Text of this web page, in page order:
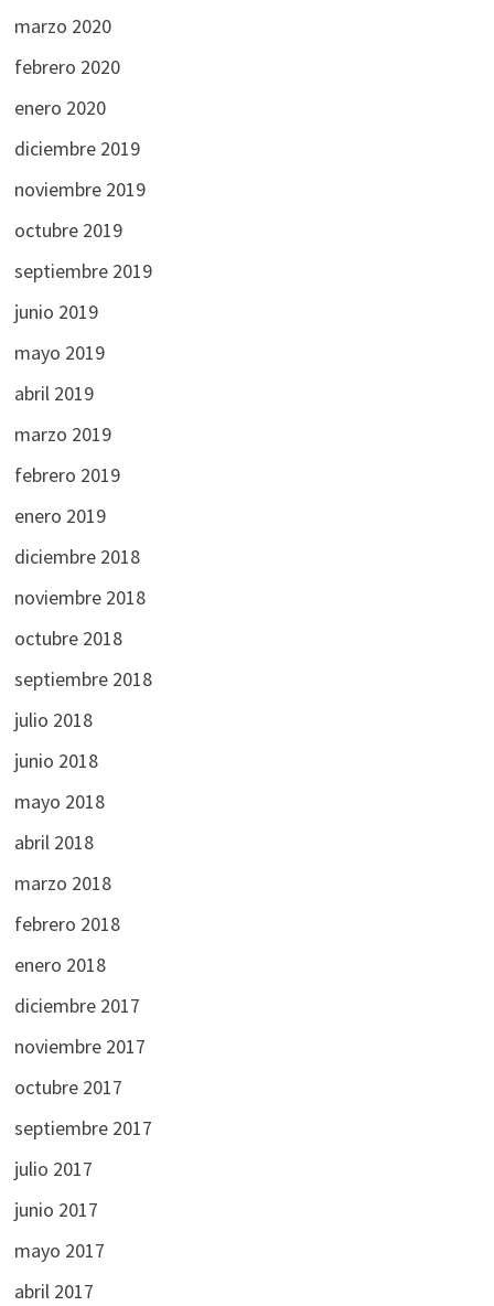
marzo 2020
febrero 2020
enero 2020
diciembre 2019
noviembre 2019
octubre 2019
septiembre 2019
junio 2019
mayo 2019
abril 2019
marzo 2019
febrero 2019
enero 2019
diciembre 2018
noviembre 2018
octubre 2018
septiembre 2018
julio 2018
junio 2018
mayo 2018
abril 2018
marzo 2018
febrero 2018
enero 2018
diciembre 2017
noviembre 2017
octubre 2017
septiembre 2017
julio 2017
junio 2017
mayo 2017
abril 2017